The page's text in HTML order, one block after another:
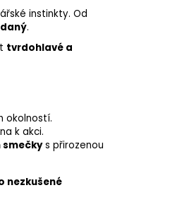
instinkty. Od
.
tvrdohlavé a
okolností.
k akci.
smečkys přirozenou
nezkušené